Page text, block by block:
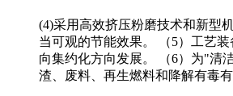
(4)采用高效挤压粉磨技术和新型
当可观的节能效果。 （5）工艺
向集约化方向发展。 （6）为"清
渣、废料、再生燃料和降解有毒